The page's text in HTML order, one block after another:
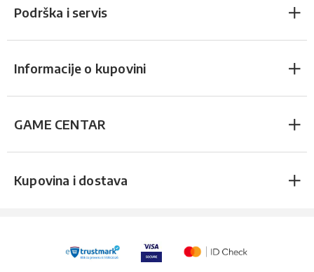
Podrška i servis
Informacije o kupovini
GAME CENTAR
Kupovina i dostava